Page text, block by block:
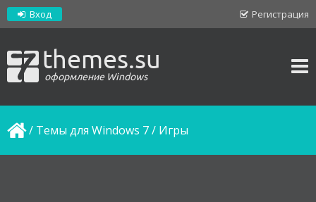
Регистрация
Вход
themes.su
оформление Windows
/ Темы для Windows 7/ Игры